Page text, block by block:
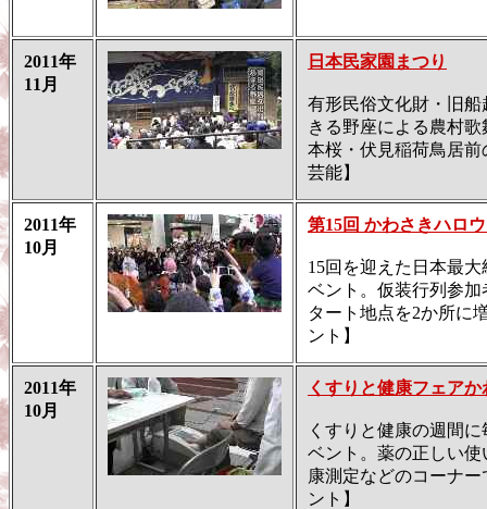
2011年
11月
日本民家園まつり
有形民俗文化財・旧
きる野座による農村
本桜・伏見稲荷鳥居
芸能】
2011年
10月
第15回 かわさきハロ
15回を迎えた日本最
ベント。仮装行列参加
タート地点を2か所に
ント】
2011年
10月
くすりと健康フェアか
くすりと健康の週間
ベント。薬の正しい
康測定などのコーナ
ント】